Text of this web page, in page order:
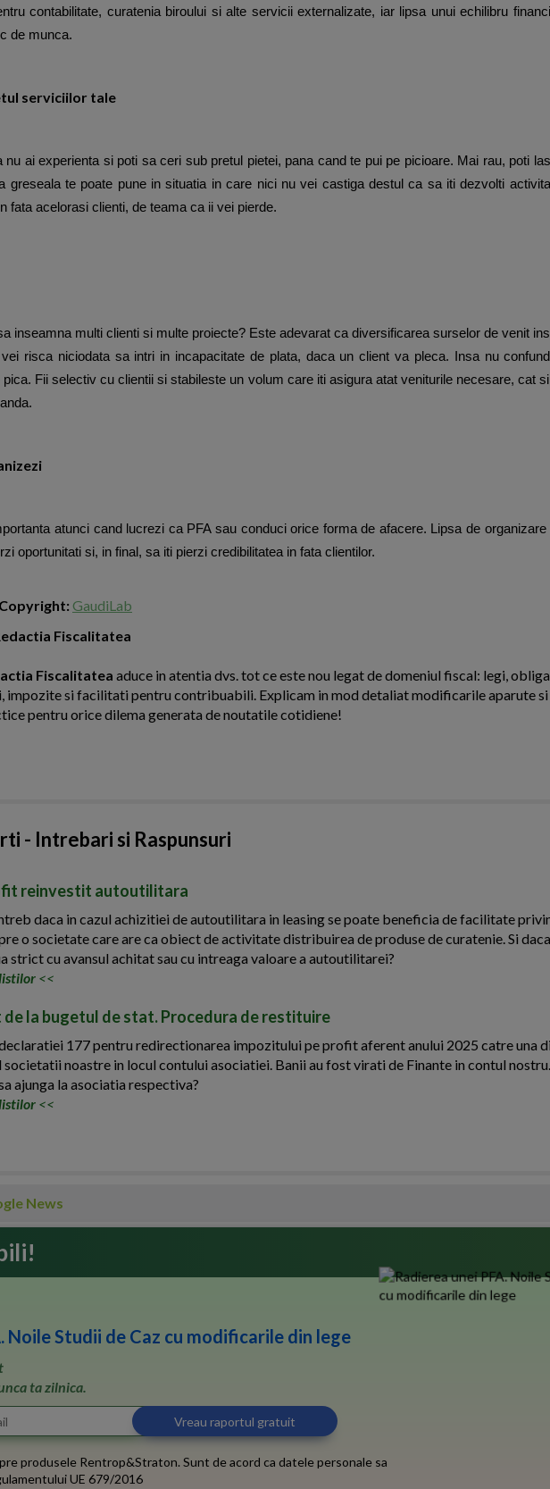
contabilitate, curatenia biroului si alte servicii externalizate, iar lipsa unui echilibru
de munca.
serviciilor tale
ai experienta si poti sa ceri sub pretul pietei, pana cand te pui pe picioare. Mai rau, poti
greseala te poate pune in situatia in care nici nu vei castiga destul ca sa iti dezvolti
fata acelorasi clienti, de teama ca ii vei pierde.
inseamna multi clienti si multe proiecte? Este adevarat ca diversificarea surselor de venit
risca niciodata sa intri in incapacitate de plata, daca un client va pleca. Insa nu
Fii selectiv cu clientii si stabileste un volum care iti asigura atat veniturile necesare, cat
atunci cand lucrezi ca PFA sau conduci orice forma de afacere. Lipsa de
oportunitati si, in final, sa iti pierzi credibilitatea in fata clientilor.
GaudiLab
Fiscalitatea
Fiscalitatea aduce in atentia dvs. tot ce este nou legat de domeniul fiscal: legi,
impozite si facilitati pentru contribuabili. Explicam in mod detaliat modificarile aparute
pentru orice dilema generata de noutatile cotidiene!
- Intrebari si Raspunsuri
reinvestit autoutilitara
daca in cazul achizitiei de autoutilitara in leasing se poate beneficia de facilitate
o societate care are ca obiect de activitate distribuirea de produse de curatenie. Si
strict cu avansul achitat sau cu intreaga valoare a autoutilitarei?
<<
de la bugetul de stat. Procedura de restituire
177 pentru redirectionarea impozitului pe profit aferent anului 2025 catre una
noastre in locul contului asociatiei. Banii au fost virati de Finante in contul
ajunga la asociatia respectiva?
<<
News
Noile Studii de Caz cu modificarile din lege
ta zilnica.
produsele Rentrop&Straton. Sunt de acord ca datele personale sa
UE 679/2016